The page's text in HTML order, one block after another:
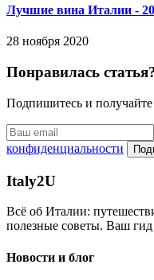
Лучшие вина Италии -
28 ноября 2020
Понравилась
Подпишитесь и
конфиденциальности
Italy2U
Всё об Италии:
полезные советы. Ваш
Новости и блог